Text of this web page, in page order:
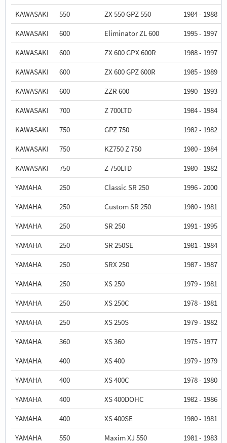
KAWASAKI
550 ZX 550 GPZ 550 1984 - 1988
KAWASAKI
600 Eliminator ZL 600 1995 - 1997
KAWASAKI
600 ZX 600 GPX 600R 1988 - 1997
KAWASAKI
600 ZX 600 GPZ 600R 1985 - 1989
KAWASAKI
600 ZZR 600 1990 - 1993
KAWASAKI
700 Z 700LTD 1984 - 1984
KAWASAKI
750 GPZ 750 1982 - 1982
KAWASAKI
750 KZ750 Z 750 1980 - 1984
KAWASAKI
750 Z 750LTD 1980 - 1982
YAMAHA
250 Classic SR 250 1996 - 2000
YAMAHA
250 Custom SR 250 1980 - 1981
YAMAHA
250 SR 250 1991 - 1995
YAMAHA
250 SR 250SE 1981 - 1984
YAMAHA
250 SRX 250 1987 - 1987
YAMAHA
250 XS 250 1979 - 1981
YAMAHA
250 XS 250C 1978 - 1981
YAMAHA
250 XS 250S 1979 - 1982
YAMAHA
360 XS 360 1975 - 1977
YAMAHA
400 XS 400 1979 - 1979
YAMAHA
400 XS 400C 1978 - 1980
YAMAHA
400 XS 400DOHC 1982 - 1986
YAMAHA
400 XS 400SE 1980 - 1981
YAMAHA
550 Maxim XJ 550 1981 - 1983